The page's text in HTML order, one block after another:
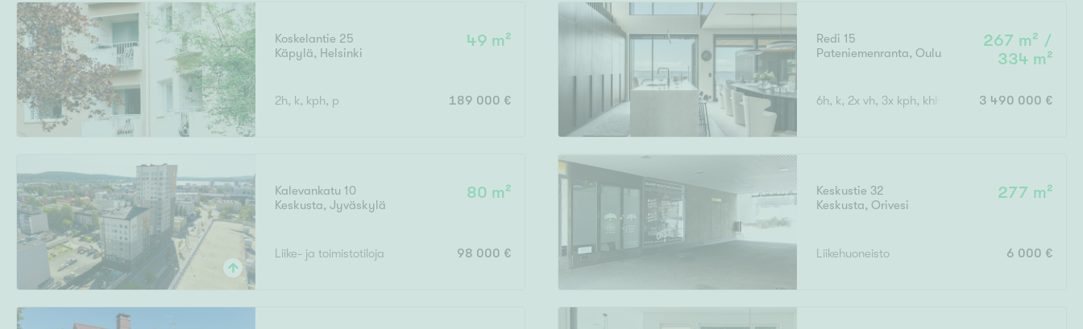
Uudiskohteet
Arvokohteet
Kunto
Hyvä
Välttävä
Koskelantie 25
Käpylä, Helsinki
49 m²
2h, k, kph, p 189 000 €
Redi 15
Pateniemenranta, Oulu
267 m² /
334 m²
6h, k, 2x vh, 3x kph, khh, s, parveke, terassi +
3 490 000 €
Kalevankatu 10
Keskusta,Jyväskylä
80 m²
Liike- ja toimistotiloja 98 000 €
Keskustie 32
Keskusta, Orivesi
277 m²
Liikehuoneisto 6 000 €